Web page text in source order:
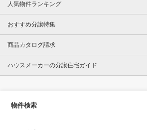
人気物件ランキング
おすすめ分譲特集
商品カタログ請求
ハウスメーカーの分譲住宅ガイド
物件検索